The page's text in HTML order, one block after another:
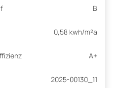
B
0,58 kwh/m²a
A+
2025-00130_11